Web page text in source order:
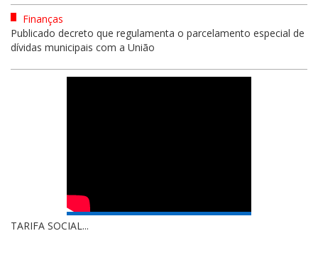
Finanças
Publicado decreto que regulamenta o parcelamento especial de
dívidas municipais com a União
TARIFA SOCIAL...